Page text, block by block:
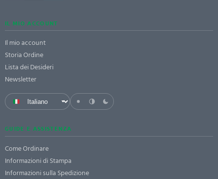
IL MIO ACCOUNT
Il mio account
Storia Ordine
Lista dei Desideri
Newsletter
GUIDE E ASSISTENZA
Come Ordinare
Informazioni di Stampa
Informazioni sulla Spedizione